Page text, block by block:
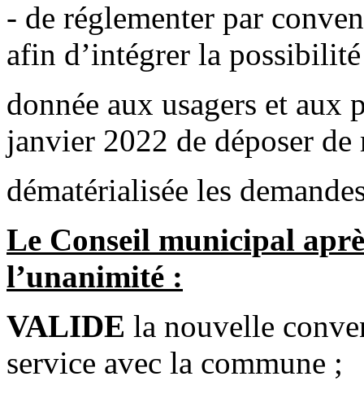
- de réglementer par
afin d’intégrer la possibilité
donnée aux usagers et aux
janvier 2022 de déposer de
dématérialisée les
Le Conseil municipal
l’unanimité :
VALIDE la nouvelle
service avec la commune ;